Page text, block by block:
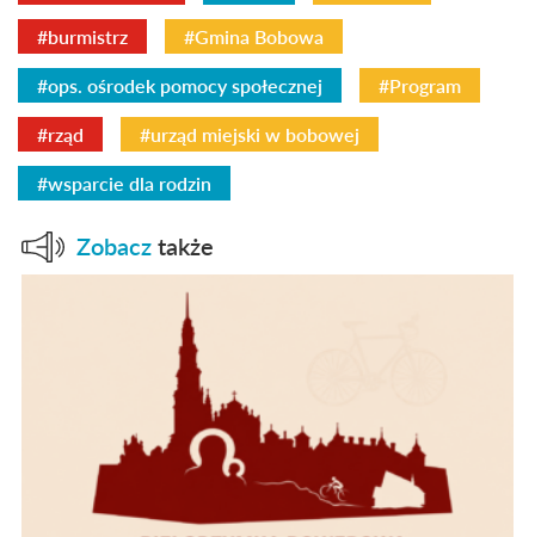
#burmistrz #Gmina Bobowa
#ops. ośrodek pomocy społecznej #Program
#rząd #urząd miejski w bobowej
#wsparcie dla rodzin
Zobacz także